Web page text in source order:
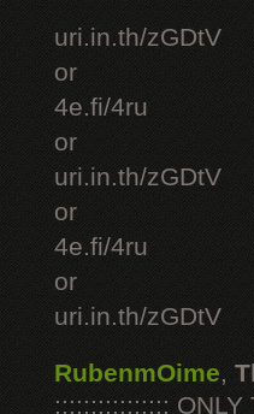
uri.in.th/zGDtV
or
4e.fi/4ru
or
uri.in.th/zGDtV
or
4e.fi/4ru
or
uri.in.th/zGDtV
RubenmOime,
::::::::::::::::